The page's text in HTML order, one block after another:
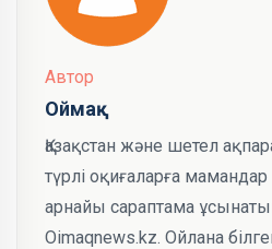
Автор
Оймақ
Қазақстан және шетел
түрлі оқиғаларға
арнайы сараптама
Oimaqnews.kz. Ойлана